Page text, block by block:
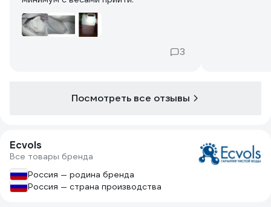
3
Посмотреть все отзывы
Ecvols
Все товары бренда
Россия — родина бренда
Россия — страна производства